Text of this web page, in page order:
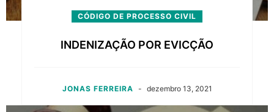
CÓDIGO DE PROCESSO CIVIL
INDENIZAÇÃO POR EVICÇÃO
JONAS FERREIRA - dezembro 13, 2021